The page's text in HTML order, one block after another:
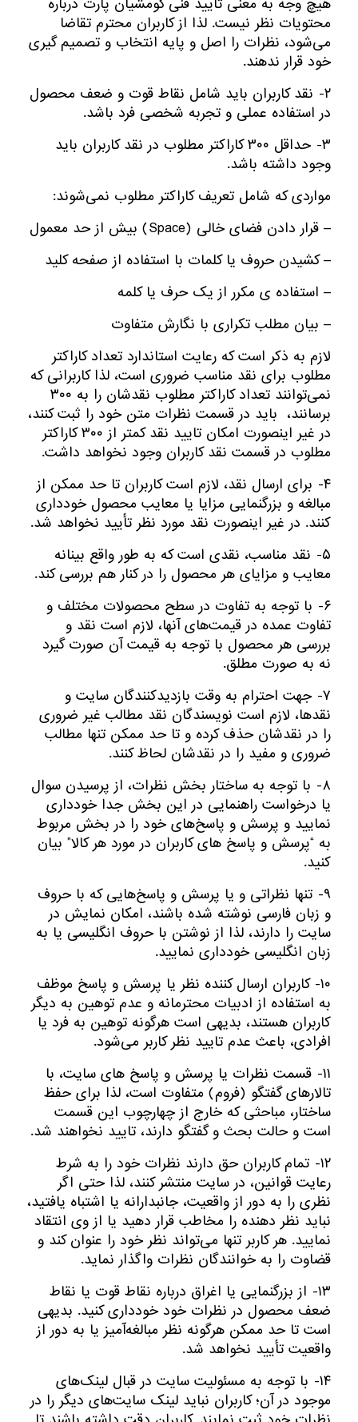
هیچ وجه به معنی تایید فنی کومشیان پارت درباره
محتویات نظر نیست. لذا از کاربران محترم تقاضا
می‌شود، نظرات را اصل و پایه انتخاب و تصمیم گیری
خود قرار ندهند.
۲- نقد کاربران باید شامل نقاط قوت و ضعف محصول
در استفاده عملی و تجربه شخصی فرد باشد.
۳- حداقل ۳۰۰ کاراکتر مطلوب در نقد کاربران باید
وجود داشته باشد.
مواردی که شامل تعریف کاراکتر مطلوب نمی‌شوند:
– قرار دادن فضای خالی (Space) بیش از حد معمول
– کشیدن حروف یا کلمات با استفاده از صفحه کلید
– استفاده ی مکرر از یک حرف یا کلمه
– بیان مطلب تکراری با نگارش متفاوت
لازم به ذکر است که رعایت استاندارد تعداد کاراکتر
مطلوب برای نقد مناسب ضروری است، لذا کاربرانی که
نمی‌توانند تعداد کاراکتر مطلوب نقدشان را به ۳۰۰
برسانند، باید در قسمت نظرات متن خود را ثبت کنند،
در غیر اینصورت امکان تایید نقد کمتر از ۳۰۰ کاراکتر
مطلوب در قسمت نقد کاربران وجود نخواهد داشت.
۴- برای ارسال نقد، لازم است کاربران تا حد ممکن از
مبالغه و بزرگنمایی مزایا یا معایب محصول خودداری
کنند. در غیر اینصورت نقد مورد نظر تأیید نخواهد شد.
۵- نقد مناسب، نقدی است که به طور واقع بینانه
معایب و مزایای هر محصول را در کنار هم بررسی کند.
۶- با توجه به تفاوت در سطح محصولات مختلف و
تفاوت عمده در قیمت‌های آنها، لازم است نقد و
بررسی هر محصول با توجه به قیمت آن صورت گیرد
نه به صورت مطلق.
۷- جهت احترام به وقت بازدیدکنندگان سایت و
نقدها، لازم است نویسندگان نقد مطالب غیر ضروری
را در نقدشان حذف کرده و تا حد ممکن تنها مطالب
ضروری و مفید را در نقدشان لحاظ کنند.
۸- با توجه به ساختار بخش نظرات، از پرسیدن سوال
یا درخواست راهنمایی در این بخش جدا خودداری
نمایید و پرسش و پاسخ‌های خود را در بخش مربوط
به “پرسش و پاسخ های کاربران در مورد هر کالا” بیان
کنید.
۹- تنها نظراتی و یا پرسش و پاسخ‌هایی که با حروف
و زبان فارسی نوشته شده باشند، امکان نمایش در
سایت را دارند، لذا از نوشتن با حروف انگلیسی یا به
زبان انگلیسی خودداری نمایید.
۱۰- کاربران ارسال کننده نظر یا پرسش و پاسخ موظف
به استفاده از ادبیات محترمانه و عدم توهین به دیگر
کاربران هستند، بدیهی است هرگونه توهین به فرد یا
افرادی، باعث عدم تایید نظر کاربر می‌شود.
۱۱- قسمت نظرات یا پرسش و پاسخ های سایت، با
تالارهای گفتگو (فروم) متفاوت است، لذا برای حفظ
ساختار، مباحثی که خارج از چهارچوب این قسمت
است و حالت بحث و گفتگو دارند، تایید نخواهند شد.
۱۲- تمام کاربران حق دارند نظرات خود را به شرط
رعایت قوانین، در سایت منتشر کنند، لذا حتی اگر
نظری را به دور از واقعیت، جانبدارانه یا اشتباه یافتید،
نباید نظر دهنده را مخاطب قرار دهید یا از وی انتقاد
نمایید. هر کاربر تنها می‌تواند نظر خود را عنوان کند و
قضاوت را به خوانندگان نظرات واگذار نماید.
۱۳- از بزرگنمایی یا اغراق درباره نقاط قوت یا نقاط
ضعف محصول در نظرات خود خودداری کنید. بدیهی
است تا حد ممکن هرگونه نظر مبالغه‌آمیز یا به دور از
واقعیت تأیید نخواهد شد.
۱۴- با توجه به مسئولیت سایت در قبال لینک‌های
موجود در آن؛ کاربران نباید لینک سایت‌های دیگر را در